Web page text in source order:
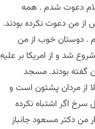
اسلام دعوت شدم . همه
من دعوت نكرده بودند.
. دوستان خوب از من
شد و از امريكا بر عليه
گفته بودند. مسجد
از مردان پشتون است و
سرخ اگر اشتباه نكرده
من دكتر مسعود جانباز